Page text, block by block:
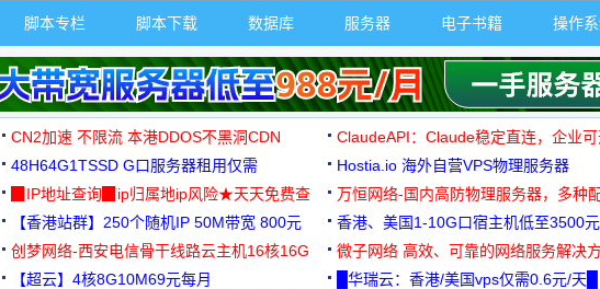
脚本专栏 脚本下载 数据库 服务器 电子书籍 操作
CN2加速 不限流 本港DDOS不黑洞CDN ClaudeAPI：Claude稳定直连，企业
48H64G1TSSD G口服务器租用仅需
3000+可免费测试
Hostia.io 海外自营VPS物理服务器
▉IP地址查询▉ip归属地ip风险★天天免费查
万恒网络-国内高防物理服务器，多种
99元/月起
【香港站群】250个随机IP 50M带宽 800元 香港、美国1-10G口宿主机低至3500
创梦网络-西安电信骨干线路云主机16核16G
88元/月
微子网络 高效、可靠的网络服务解决
【超云】4核8G10M69元每月 █华瑞云：香港/美国vps仅需0.6元/天█